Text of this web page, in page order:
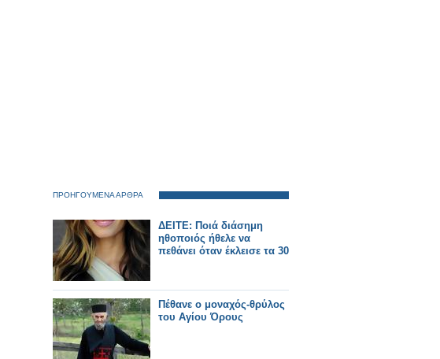
ΠΡΟΗΓΟΥΜΕΝΑ ΑΡΘΡΑ
ΔΕΙΤΕ: Ποιά διάσημη
ηθοποιός ήθελε να
πεθάνει όταν έκλεισε τα 30
Πέθανε ο μοναχός-θρύλος
του Αγίου Όρους